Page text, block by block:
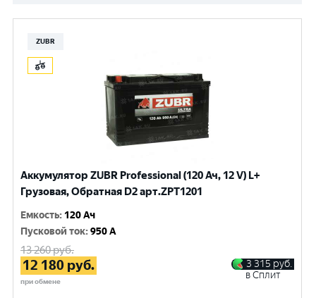
ZUBR
Аккумулятор ZUBR Professional (120 Ач, 12 V) L+
Грузовая, Обратная D2 арт.ZPT1201
Емкость: 120 Ач
Пусковой ток:950 A
13 260руб.
12 180 руб.
при обмене
3 315 руб.
в Сплит